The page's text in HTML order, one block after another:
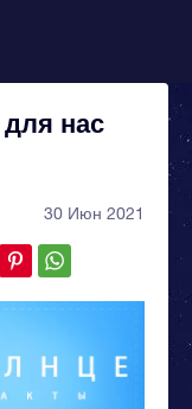
нас
30 Июн 2021